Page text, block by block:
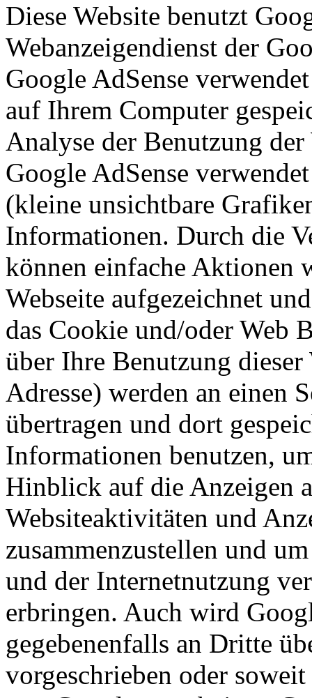
Diese Website benutzt
Webanzeigendienst der
Google AdSense
auf Ihrem Computer
Analyse der Benutzung
Google AdSense
(kleine unsichtbare
Informationen. Durch die
können einfache Aktionen
Webseite aufgezeichnet
das Cookie und/oder Web
über Ihre Benutzung
Adresse) werden an einen
übertragen und dort
Informationen benutzen,
Hinblick auf die Anzeigen
Websiteaktivitäten und
zusammenzustellen und
und der Internetnutzung
erbringen. Auch wird
gegebenenfalls an Dritte
vorgeschrieben oder